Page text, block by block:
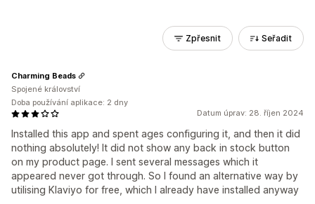
Zpřesnit Seřadit
Datum úprav: 28. říjen 2024
Installed this app and spent ages configuring it, and then it did
nothing absolutely! It did not show any back in stock button
on my product page. I sent several messages which it
appeared never got through. So I found an alternative way by
utilising Klaviyo for free, which I already have installed anyway
Charming Beads
Spojené království
Doba používání aplikace: 2 dny